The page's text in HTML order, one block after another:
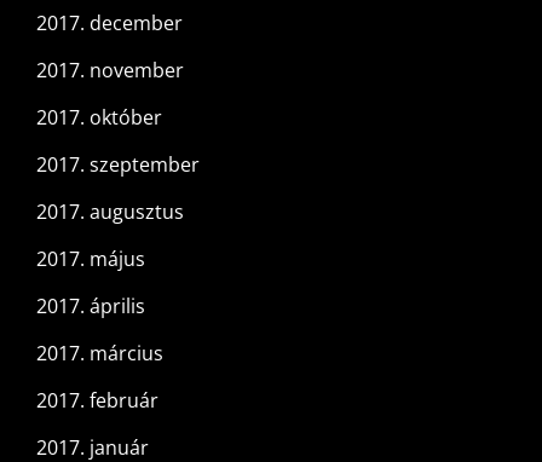
2017. december
2017. november
2017. október
2017. szeptember
2017. augusztus
2017. május
2017. április
2017. március
2017. február
2017. január